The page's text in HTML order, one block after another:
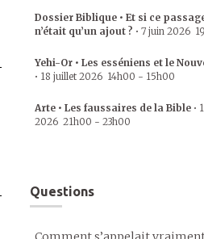
Dossier Biblique • Et si ce
n’était qu’un ajout ? • 7 juin 2026
Yehi-Or • Les esséniens et le
• 18 juillet 2026 14h00 - 15h00
Arte • Les faussaires de la Bible •
2026 21h00 - 23h00
Questions